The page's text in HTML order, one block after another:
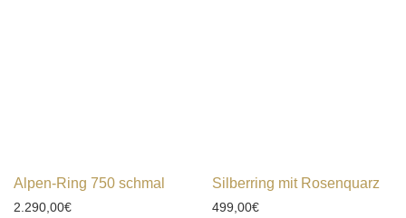
Alpen-Ring 750 schmal
2.290,00€
Silberring mit Rosenquarz
499,00€